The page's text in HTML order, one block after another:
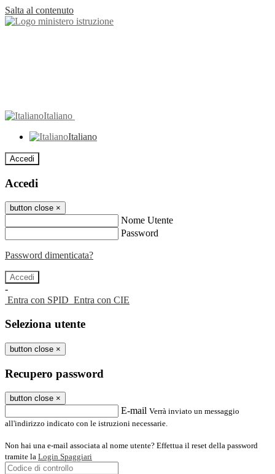
Salta al contenuto
Italiano
Italiano
Accedi
Accedi
button close ×
Nome Utente
Password
Password dimenticata?
-
Entra con SPID Entra con CIE
Seleziona utente
button close ×
Recupero password
button close ×
E-mail Verrà inviato un messaggio
all'indirizzo indicato con le istruzioni necessarie.
Non hai una e-mail associata al nome utente? Effettua il reset della password
tramite la Login Spaggiari